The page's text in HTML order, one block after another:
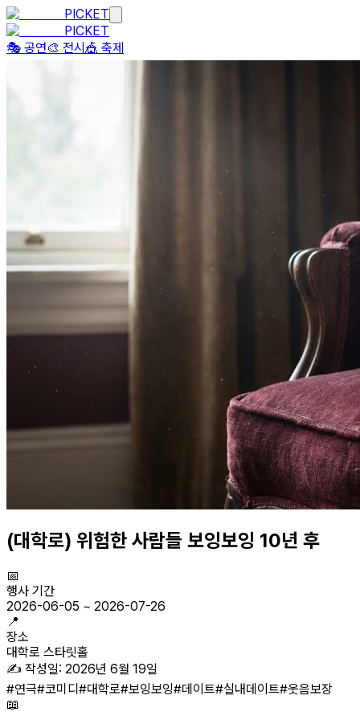
PICKET
PICKET
🎭 공연🎨 전시 🎪 축제
(대학로) 위험한 사람들 보잉보잉 10년 후
📅
행사 기간
2026-06-05 ~ 2026-07-26
📍
장소
대학로 스타릿홀
✍️ 작성일: 2026년 6월 19일
#연극#코미디 #대학로#보잉보잉#데이트#실내데이트#웃음보장
📖